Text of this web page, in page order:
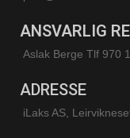
ANSVARLIG
Aslak Berge Tlf 970
ADRESSE
iLaks AS,